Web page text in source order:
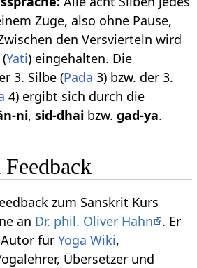
Zuge, also ohne Pause,
den Versvierteln wird
Yati) eingehalten. Die
3. Silbe (Pada 3) bzw. der 3.
4) ergibt sich durch die
ni,sid-dhai bzw.gad-ya.
zum Sanskrit Kurs
an Dr. phil. Oliver Hahn
. Er
fürYoga Wiki,
Übersetzer und